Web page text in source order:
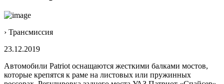
› Трансмиссия
23.12.2019
Автомобили Patriot оснащаются жесткими балками мостов,
которые крепятся к раме на листовых или пружинных